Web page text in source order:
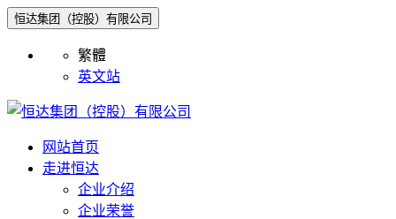
恒达集团（控股）有限公司
繁體
英文站
网站首页
走进恒达
企业介绍
企业荣誉